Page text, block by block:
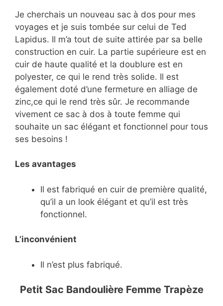
Je cherchais un nouveau sac à dos pour mes
voyages et je suis tombée sur celui de Ted
Lapidus. Il m’a tout de suite attirée par sa belle
construction en cuir. La partie supérieure est en
cuir de haute qualité et la doublure est en
polyester, ce qui le rend très solide. Il est
également doté d’une fermeture en alliage de
zinc,ce qui le rend très sûr. Je recommande
vivement ce sac à dos à toute femme qui
souhaite un sac élégant et fonctionnel pour tous
ses besoins !
Les avantages
Il est fabriqué en cuir de première qualité,
qu’il a un look élégant et qu’il est très
fonctionnel.
L’inconvénient
Il n’est plus fabriqué.
Petit Sac Bandoulière Femme Trapèze